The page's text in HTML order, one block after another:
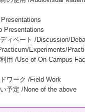
Presentations
ィベート /Discussion/
Experiments/
用 /Use of On-Campus
ワーク /Field Work
予定 /None of the above